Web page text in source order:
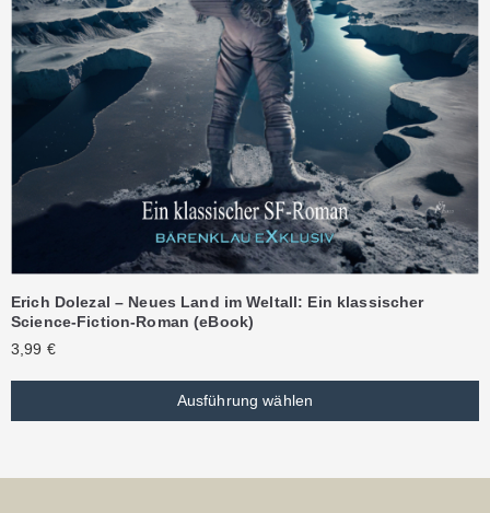
Erich Dolezal – Neues Land im Weltall: Ein klassischer
Science-Fiction-Roman (eBook)
3,99 €
Ausführung wählen